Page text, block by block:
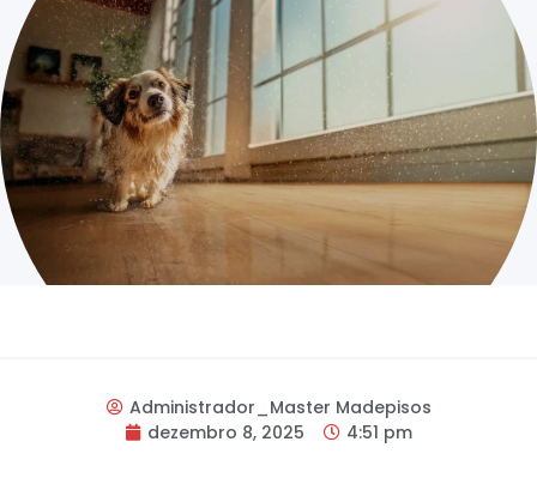
Administrador_Master Madepisos
dezembro 8, 2025
4:51 pm